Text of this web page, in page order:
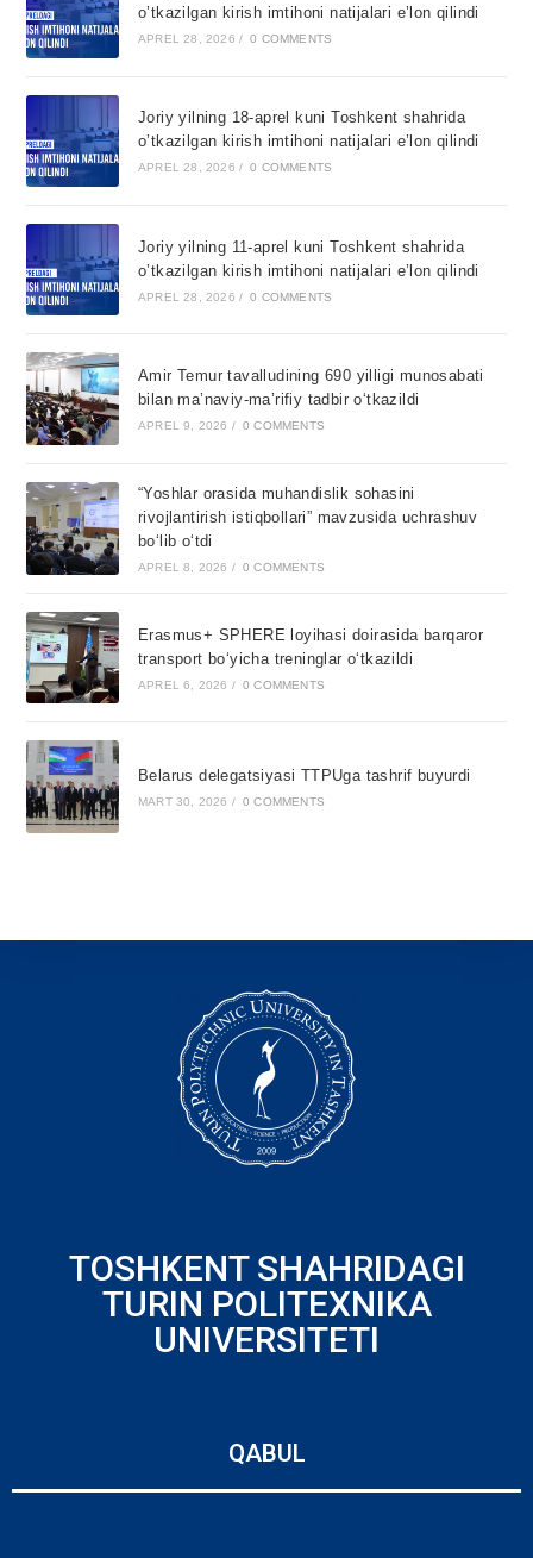
o’tkazilgan kirish imtihoni natijalari e’lon qilindi
APREL 28, 2026 / 0 COMMENTS
Joriy yilning 18-aprel kuni Toshkent shahrida
o’tkazilgan kirish imtihoni natijalari e’lon qilindi
APREL 28, 2026 / 0 COMMENTS
Joriy yilning 11-aprel kuni Toshkent shahrida
o’tkazilgan kirish imtihoni natijalari e’lon qilindi
APREL 28, 2026 / 0 COMMENTS
Amir Temur tavalludining 690 yilligi munosabati
bilan ma’naviy-ma’rifiy tadbir o‘tkazildi
APREL 9, 2026 / 0 COMMENTS
“Yoshlar orasida muhandislik sohasini
rivojlantirish istiqbollari” mavzusida uchrashuv
bo‘lib o‘tdi
APREL 8, 2026 / 0 COMMENTS
Erasmus+ SPHERE loyihasi doirasida barqaror
transport bo‘yicha treninglar o‘tkazildi
APREL 6, 2026 / 0 COMMENTS
Belarus delegatsiyasi TTPUga tashrif buyurdi
MART 30, 2026 / 0 COMMENTS
TOSHKENT SHAHRIDAGI
TURIN POLITEXNIKA
UNIVERSITETI
QABUL